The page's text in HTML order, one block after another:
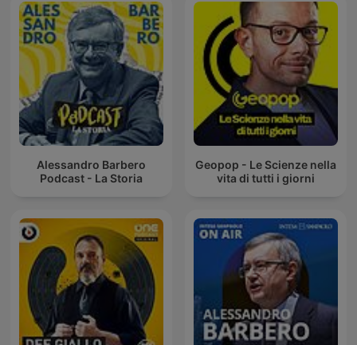
Alessandro Barbero
Podcast - La Storia
Geopop - Le Scienze nella
vita di tutti i giorni